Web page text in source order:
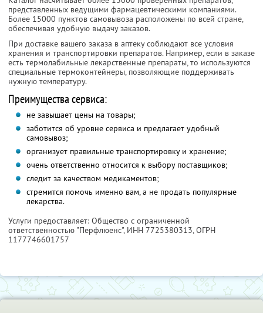
представленных ведущими фармацевтическими компаниями.
Более 15000 пунктов самовывоза расположены по всей стране,
обеспечивая удобную выдачу заказов.
При доставке вашего заказа в аптеку соблюдают все условия
хранения и транспортировки препаратов. Например, если в заказе
есть термолабильные лекарственные препараты, то используются
специальные термоконтейнеры, позволяющие поддерживать
нужную температуру.
Преимущества сервиса:
не завышает цены на товары;
заботится об уровне сервиса и предлагает удобный
самовывоз;
организует правильные транспортировку и хранение;
очень ответственно относится к выбору поставщиков;
следит за качеством медикаментов;
стремится помочь именно вам, а не продать популярные
лекарства.
Услуги предоставляет: Общество с ограниченной
ответственностью "Перфлюенс", ИНН 7725380313, ОГРН
1177746601757